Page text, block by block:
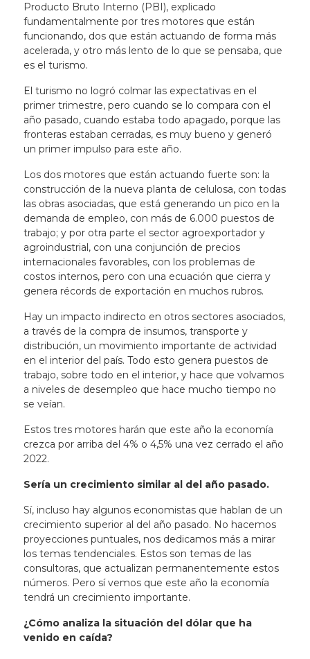
Producto Bruto Interno (PBI), explicado
fundamentalmente por tres motores que están
funcionando, dos que están actuando de forma más
acelerada, y otro más lento de lo que se pensaba, que
es el turismo.
El turismo no logró colmar las expectativas en el
primer trimestre, pero cuando se lo compara con el
año pasado, cuando estaba todo apagado, porque las
fronteras estaban cerradas, es muy bueno y generó
un primer impulso para este año.
Los dos motores que están actuando fuerte son: la
construcción de la nueva planta de celulosa, con todas
las obras asociadas, que está generando un pico en la
demanda de empleo, con más de 6.000 puestos de
trabajo; y por otra parte el sector agroexportador y
agroindustrial, con una conjunción de precios
internacionales favorables, con los problemas de
costos internos, pero con una ecuación que cierra y
genera récords de exportación en muchos rubros.
Hay un impacto indirecto en otros sectores asociados,
a través de la compra de insumos, transporte y
distribución, un movimiento importante de actividad
en el interior del país. Todo esto genera puestos de
trabajo, sobre todo en el interior, y hace que volvamos
a niveles de desempleo que hace mucho tiempo no
se veían.
Estos tres motores harán que este año la economía
crezca por arriba del 4% o 4,5% una vez cerrado el año
2022.
Sería un crecimiento similar al del año pasado.
Sí, incluso hay algunos economistas que hablan de un
crecimiento superior al del año pasado. No hacemos
proyecciones puntuales, nos dedicamos más a mirar
los temas tendenciales. Estos son temas de las
consultoras, que actualizan permanentemente estos
números. Pero sí vemos que este año la economía
tendrá un crecimiento importante.
¿Cómo analiza la situación del dólar que ha
venido en caída?